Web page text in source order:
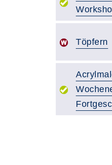
Töpfern